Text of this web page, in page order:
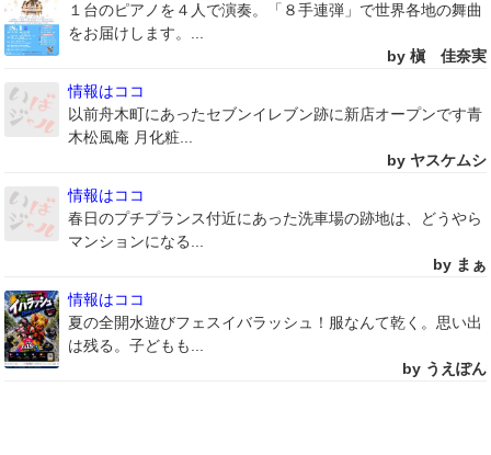
１台のピアノを４人で演奏。「８手連弾」で世界各地の舞曲
をお届けします。...
by 槇 佳奈実
情報はココ
以前舟木町にあったセブンイレブン跡に新店オープンです青
木松風庵 月化粧...
by ヤスケムシ
情報はココ
春日のプチプランス付近にあった洗車場の跡地は、どうやら
マンションになる...
by まぁ
情報はココ
夏の全開水遊びフェスイバラッシュ！服なんて乾く。思い出
は残る。子どもも...
by うえぽん